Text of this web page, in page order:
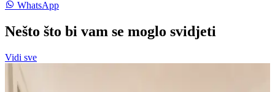
WhatsApp
Nešto što bi vam se moglo svidjeti
Vidi sve